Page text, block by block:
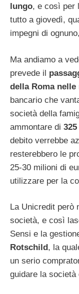
lungo, e così per
tutto a giovedì,
impegni di
Ma andiamo a
prevede il
della Roma
bancario che
società della
ammontare di
debito verrebbe
resterebbero le
25-30 milioni di
utilizzare per la
La Unicredit però
società, e così
Sensi e la
Rotschild, la
un serio
guidare la società